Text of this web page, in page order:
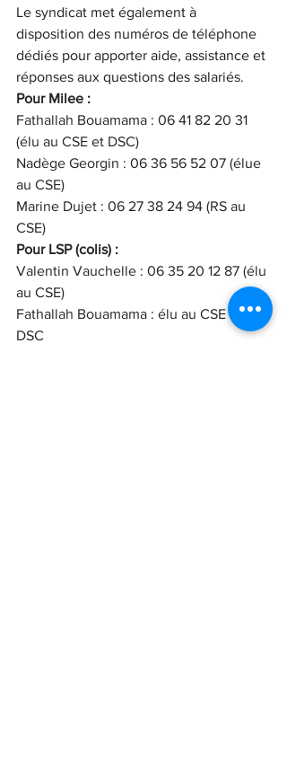
Le syndicat met également à
disposition des numéros de téléphone
dédiés pour apporter aide, assistance et
réponses aux questions des salariés.
Pour Milee :
Fathallah Bouamama : 06 41 82 20 31
(élu au CSE et DSC)
Nadège Georgin : 06 36 56 52 07 (élue
au CSE)
Marine Dujet : 06 27 38 24 94 (RS au
CSE)
Pour LSP (colis) :
Valentin Vauchelle : 06 35 20 12 87 (élu
au CSE)
Fathallah Bouamama : élu au CSE et
DSC